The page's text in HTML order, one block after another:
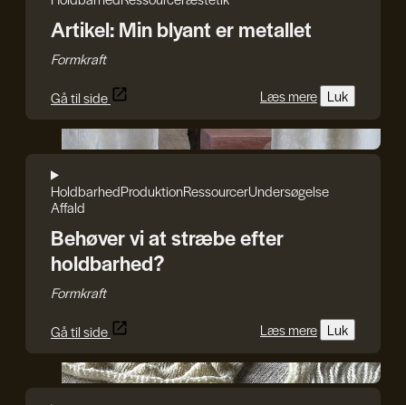
Artikel: Min blyant er metallet
Formkraft
Gå til side
Læs mere Luk
Natural Material Studio
HoldbarhedProduktionRessourcerUndersøgelse
Affald
Behøver vi at stræbe efter
holdbarhed?
Formkraft
Gå til side
Læs mere Luk
Signe Rødkjær Griffin